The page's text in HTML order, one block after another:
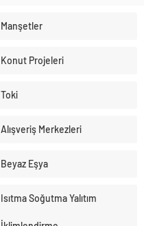
Manşetler
Konut Projeleri
Toki
Alışveriş Merkezleri
Beyaz Eşya
Isıtma Soğutma Yalıtım